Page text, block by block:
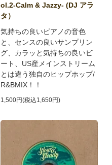
ol.2-Calm & Jazzy- (DJ アラ
タ）
気持ちの良いピアノの音色
と、センスの良いサンプリン
グ、カラッと気持ちの良いビ
ート、US産メインストリーム
とは違う独自のヒップホップ/
R&BMIX！！
1,500円(税込1,650円)